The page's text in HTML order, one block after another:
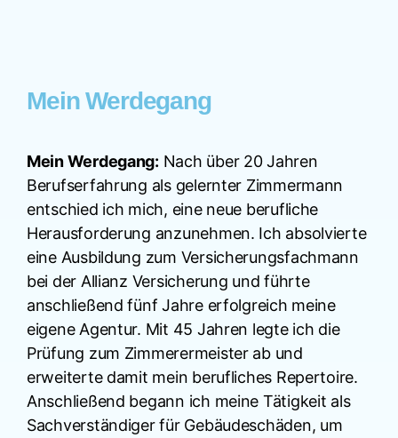
Mein Werdegang
Mein Werdegang: Nach über 20 Jahren
Berufserfahrung als gelernter Zimmermann
entschied ich mich, eine neue berufliche
Herausforderung anzunehmen. Ich absolvierte
eine Ausbildung zum Versicherungsfachmann
bei der Allianz Versicherung und führte
anschließend fünf Jahre erfolgreich meine
eigene Agentur. Mit 45 Jahren legte ich die
Prüfung zum Zimmerermeister ab und
erweiterte damit mein berufliches Repertoire.
Anschließend begann ich meine Tätigkeit als
Sachverständiger für Gebäudeschäden, um